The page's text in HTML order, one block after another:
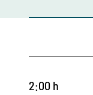
2:00 h